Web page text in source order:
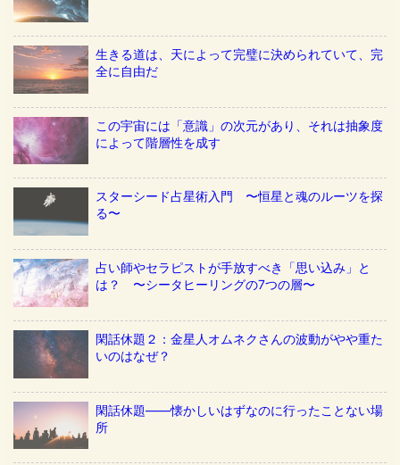
生きる道は、天によって完璧に決められていて、完
全に自由だ
この宇宙には「意識」の次元があり、それは抽象度
によって階層性を成す
スターシード占星術入門 〜恒星と魂のルーツを探
る〜
占い師やセラピストが手放すべき「思い込み」と
は？ 〜シータヒーリングの7つの層〜
閑話休題２：金星人オムネクさんの波動がやや重た
いのはなぜ？
閑話休題——懐かしいはずなのに行ったことない場
所